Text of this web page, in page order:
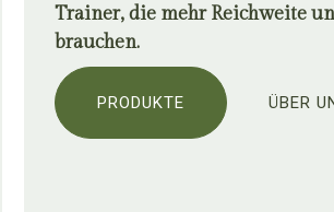
Trainer, die mehr Reichweite
brauchen.
PRODUKTE ÜBER